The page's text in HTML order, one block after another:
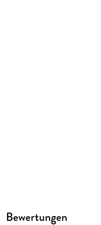
Bewertungen